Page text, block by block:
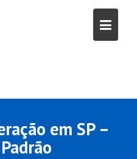
em SP –